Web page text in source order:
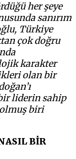
her şeye
sanırım
Türkiye
çok doğru
karakter
olan bir
liderin sahip
biri
BİR